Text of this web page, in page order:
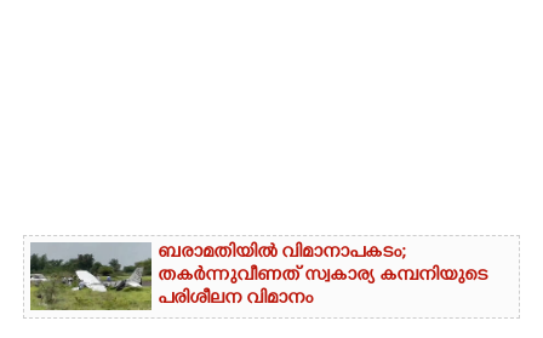
ബരാമതിയിൽ വിമാനാപകടം;
തകർന്നുവീണത് സ്വകാര്യ കമ്പനിയുടെ
പരിശീലന വിമാനം